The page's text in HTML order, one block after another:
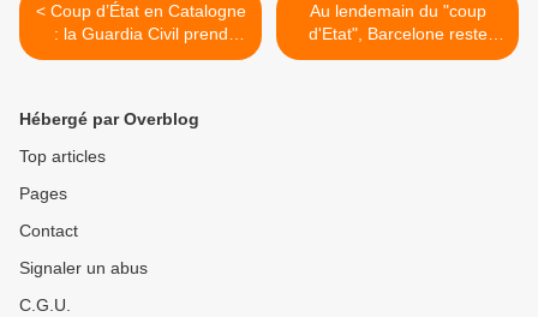
< Coup d’État en Catalogne
: la Guardia Civil prend
d’assaut le gouvernement
Communiste Espagnol
défendent les libertés
démocratiques et le droit à
l'auto-détermination contre
extrême de Rajoy
Au lendemain du "coup
d'Etat", Barcelone reste
mobilisée ( Irène Casado et
Hébergé par Overblog
Top articles
Pages
Contact
Signaler un abus
C.G.U.